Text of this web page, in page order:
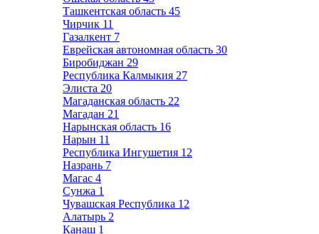
Ташкентская область 45
Чирчик 11
Газалкент 7
Еврейская автономная область 30
Биробиджан 29
Республика Калмыкия 27
Элиста 20
Магаданская область 22
Магадан 21
Нарынская область 16
Нарын 11
Республика Ингушетия 12
Назрань 7
Магас 4
Сунжа 1
Чувашская Республика 12
Алатырь 2
Канаш 1